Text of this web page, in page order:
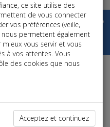
ce site utilise des
de vous connecter
vos préférences (veille,
nous permettent également
vous servir et vous
à vos attentes. Vous
des cookies que nous
Acceptez et continuez